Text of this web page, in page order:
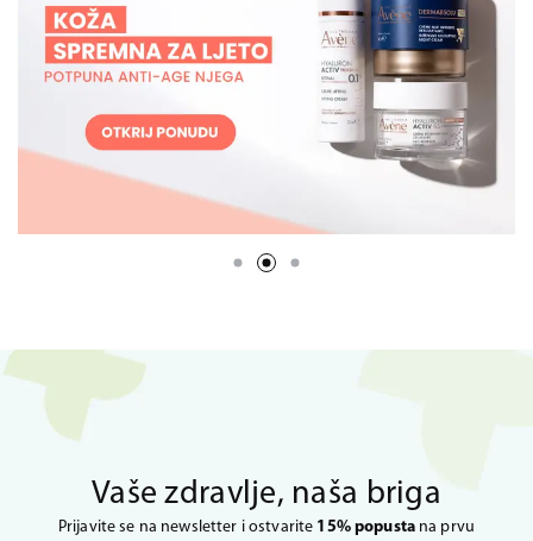
Vaše zdravlje, naša briga
Prijavite se na newsletter i ostvarite 15% popustana prvu